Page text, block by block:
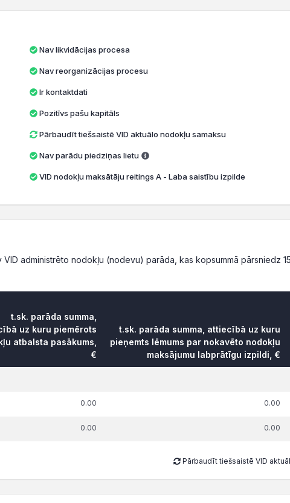
Nav likvidācijas procesa
Nav reorganizācijas procesu
Ir kontaktdati
Pozitīvs pašu kapitāls
Pārbaudīt tiešsaistē VID aktuālo nodokļu samaksu
Nav parādu piedziņas lietu
VID nodokļu maksātāju reitings A - Laba saistību izpilde
VID administrēto nodokļu (nodevu) parāda, kas kopsummā pārsniedz
t.sk. parāda summa,
uz kuru piemērots
atbalsta pasākums,
€
t.sk. parāda summa, attiecībā uz kuru
pieņemts lēmums par nokavēto nodokļu
maksājumu labprātīgu izpildi, €
0.00 0.00
0.00 0.00
Pārbaudīt tiešsaistē VID